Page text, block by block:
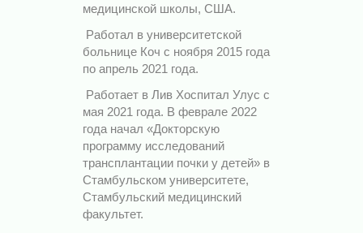
медицинской школы, США.
Работал в университетской
больнице Коч с ноября 2015 года
по апрель 2021 года.
Работает в Лив Хоспитал Улус с
мая 2021 года. В феврале 2022
года начал «Докторскую
программу исследований
трансплантации почки у детей» в
Стамбульском университете,
Стамбульский медицинский
факультет.